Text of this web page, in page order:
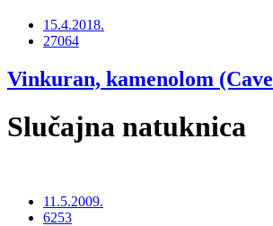
15.4.2018.
27064
Vinkuran, kamenolom
Slučajna natuknica
11.5.2009.
6253